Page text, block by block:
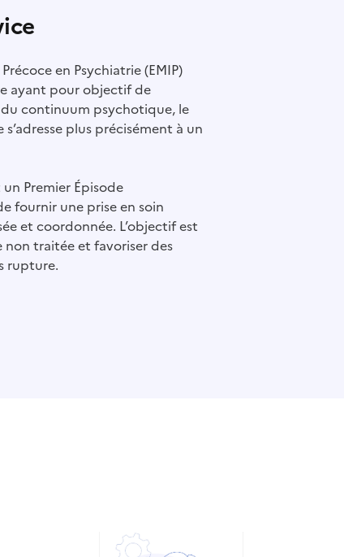
en Psychiatrie (EMIP)
ayant pour objectif de
continuum psychotique, le
plus précisément à un
Premier Épisode
fournir une prise en soin
et coordonnée. L’objectif est
traitée et favoriser des
rupture.